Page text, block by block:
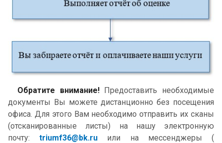
Обратите внимание! Предоставить необходимые
документы Вы можете дистанционно без посещения
офиса. Для этого Вам необходимо отправить их сканы
(отсканированные листы) на нашу электронную
почту:triumf36@bk.ru или на мессенджеры (